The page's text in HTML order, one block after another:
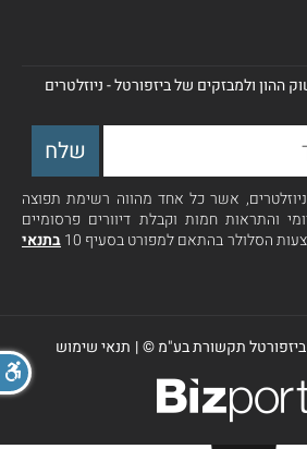
ההון ולמבזקים של ביזפורטל - ניוזלטרים
אשר כל אחד מהווה רשימת תפוצה
והתראות חמות וקבלת דיוורים פרסומיים
הסלולר בהתאם למפורט בסעיף 10
בתנאי
ביזפורטל תקשורת בע"מ ©| תנאי שימוש